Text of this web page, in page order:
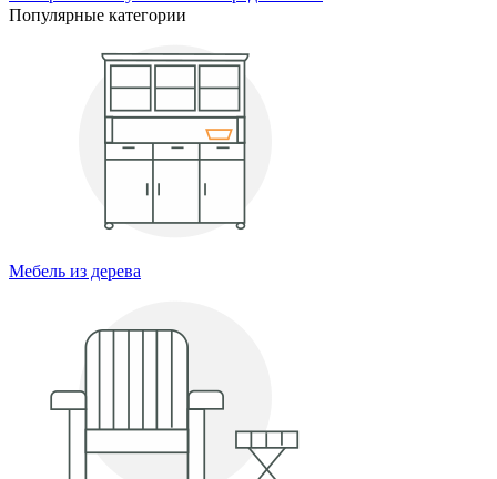
Популярные категории
Мебель из дерева